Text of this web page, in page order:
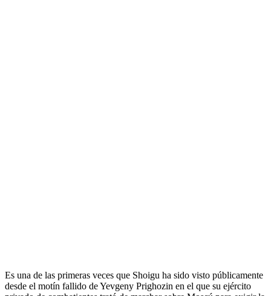
Es una de las primeras veces que Shoigu ha sido visto públicamente
desde el motín fallido de Yevgeny Prighozin en el que su ejército